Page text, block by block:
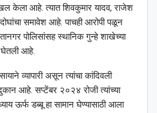
केला आहे. त्यात शिवकुमार यादव, राजेश
दोघांचा समावेश आहे. पाचही आरोपी पळून
पोलिसांसह स्थानिक गुन्हे शाखेच्या
घेतली आहे.
व्यापारी असून त्यांचा कांदिवली
आहे. सप्टेंबर २०२४ रोजी त्यांच्या
ऊर्फ डब्बू हा सामान घेण्यासाठी आला